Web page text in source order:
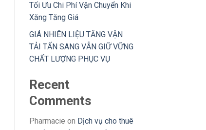
Tối Ưu Chi Phí Vận Chuyển Khi
Xăng Tăng Giá
GIÁ NHIÊN LIỆU TĂNG VẬN
TẢI TẤN SANG VẪN GIỮ VỮNG
CHẤT LƯỢNG PHỤC VỤ
Recent
Comments
Pharmacie on Dịch vụ cho thuê